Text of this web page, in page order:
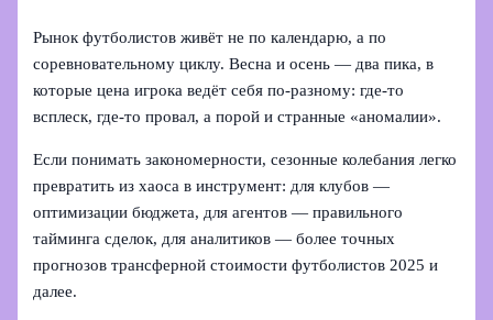
Рынок футболистов живёт не по календарю, а по
соревновательному циклу. Весна и осень — два пика, в
которые цена игрока ведёт себя по-разному: где‑то
всплеск, где‑то провал, а порой и странные «аномалии».
Если понимать закономерности, сезонные колебания легко
превратить из хаоса в инструмент: для клубов —
оптимизации бюджета, для агентов — правильного
тайминга сделок, для аналитиков — более точных
прогнозов трансферной стоимости футболистов 2025 и
далее.